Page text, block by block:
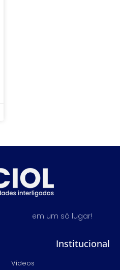
em um só lugar!
Institucional
Vídeos